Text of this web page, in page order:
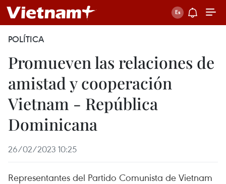
POLÍTICA
Promueven las relaciones de
amistad y cooperación
Vietnam - República
Dominicana
26/02/2023 10:25
Representantes del Partido Comunista de Vietnam